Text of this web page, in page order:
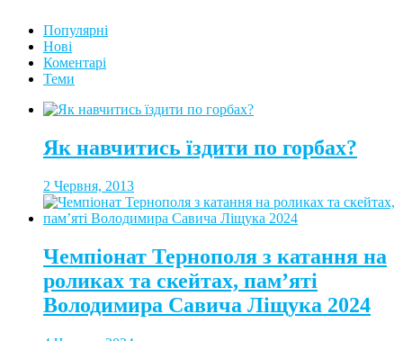
Популярні
Нові
Коментарі
Теми
Як навчитись їздити по горбах?
2 Червня, 2013
Чемпіонат Тернополя з катання на
роликах та скейтах, пам’яті
Володимира Савича Ліщука 2024